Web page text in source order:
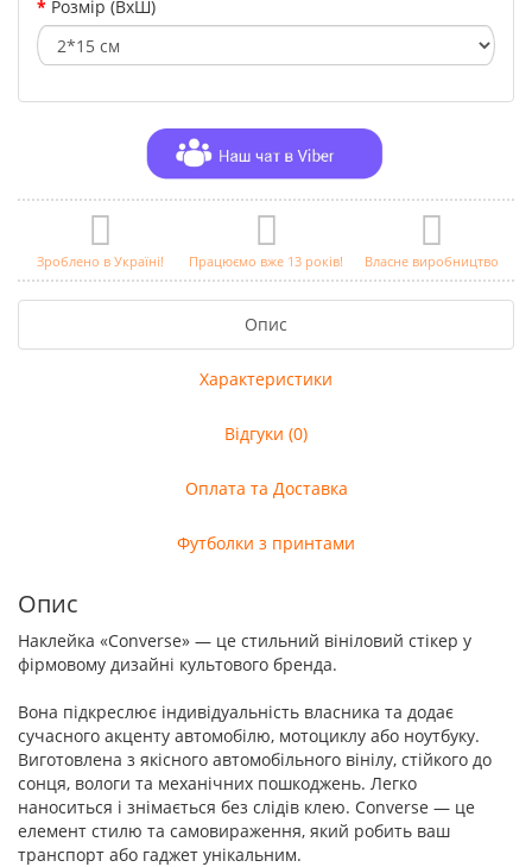
Розмір (ВхШ)
Зроблено в Україні! Працюємо вже 13 років! Власне виробництво
Опис
Характеристики
Відгуки (0)
Оплата та Доставка
Футболки з принтами
Опис
Наклейка «Converse» — це стильний вініловий стікер у
фірмовому дизайні культового бренда.
Вона підкреслює індивідуальність власника та додає
сучасного акценту автомобілю, мотоциклу або ноутбуку.
Виготовлена з якісного автомобільного вінілу, стійкого до
сонця, вологи та механічних пошкоджень. Легко
наноситься і знімається без слідів клею. Converse — це
елемент стилю та самовираження, який робить ваш
транспорт або гаджет унікальним.